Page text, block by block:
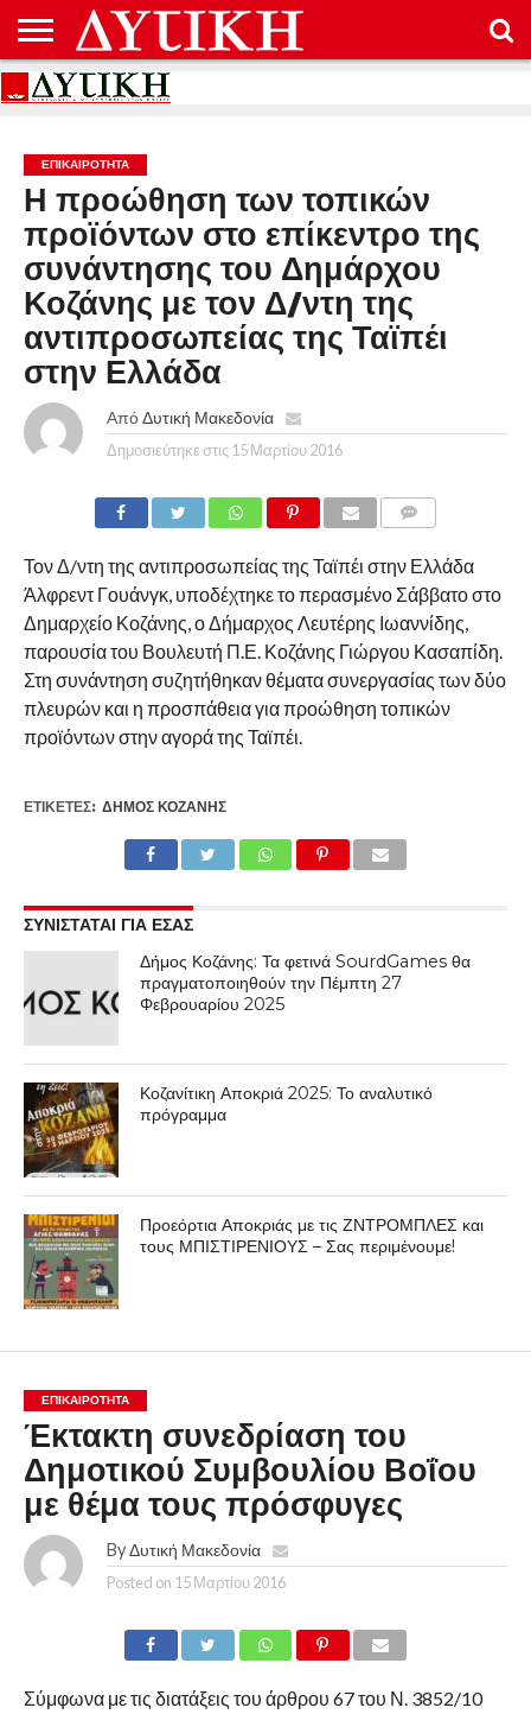
ΑΡΧΙΚΉ
ΕΠΙΚΟΙΝΩΝΊΑ
ΌΡΟΙ
ΠΡΟΣΤΑΣΊΑ
ΕΠΙΚΑΙΡΟΤΗΤΑ
Η προώθηση των τοπικών
προϊόντων στο επίκεντρο της
συνάντησης του Δημάρχου
Κοζάνης με τον Δ/ντη της
αντιπροσωπείας της Ταϊπέι
στην Ελλάδα
Από Δυτική Μακεδονία
Δημοσιεύτηκε στις 15 Μαρτίου 2016
Τον Δ/ντη της αντιπροσωπείας της Ταϊπέι στην Ελλάδα
Άλφρεντ Γουάνγκ, υποδέχτηκε το περασμένο Σάββατο στο
Δημαρχείο Κοζάνης, ο Δήμαρχος Λευτέρης Ιωαννίδης,
παρουσία του Βουλευτή Π.Ε. Κοζάνης Γιώργου Κασαπίδη.
Στη συνάντηση συζητήθηκαν θέματα συνεργασίας των δύο
πλευρών και η προσπάθεια για προώθηση τοπικών
προϊόντων στην αγορά της Ταϊπέι.
ΕΤΙΚΕΤΕΣ: ΔΉΜΟΣ ΚΟΖΆΝΗΣ
ΣΥΝΙΣΤΑΤΑΙ ΓΙΑ ΕΣΑΣ
Δήμος Κοζάνης: Τα φετινά SourdGames θα
πραγματοποιηθούν την Πέμπτη 27
Φεβρουαρίου 2025
Κοζανίτικη Αποκριά 2025: Το αναλυτικό
πρόγραμμα
Προεόρτια Αποκριάς με τις ΖΝΤΡΟΜΠΛΕΣ και
τους ΜΠΙΣΤΙΡΕΝΙΟΥΣ – Σας περιμένουμε!
ΕΠΙΚΑΙΡΟΤΗΤΑ
Έκτακτη συνεδρίαση του
Δημοτικού Συμβουλίου Βοΐου
με θέμα τους πρόσφυγες
By Δυτική Μακεδονία
Posted on 15 Μαρτίου 2016
Σύμφωνα με τις διατάξεις του άρθρου 67 του Ν. 3852/10